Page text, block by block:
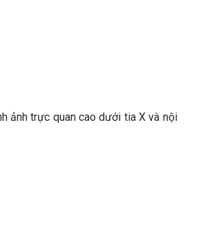
ảnh trực quan cao dưới tia X và nội